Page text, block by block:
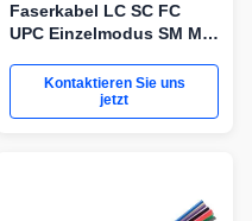
Faserkabel LC SC FC
UPC Einzelmodus SM MM
Kontaktieren Sie uns
jetzt